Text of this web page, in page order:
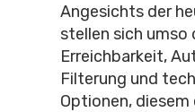
Angesichts der
stellen sich umso
Erreichbarkeit,
Filterung und
Optionen,